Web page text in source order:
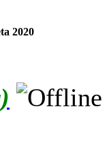
2020